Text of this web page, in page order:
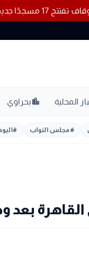
عبر مواقع التواصلالأوقاف
المحلية location_cityبحراوي
#مجلس النواب #
مونديال